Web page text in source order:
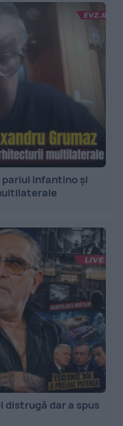
pariul Infantino și
distrugă dar a spus